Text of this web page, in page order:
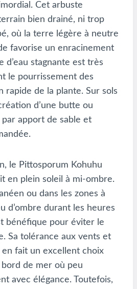
Cet arbuste
bien drainé, ni trop
où la terre légère à neutre
favorise un enracinement
d’eau stagnante est très
le pourrissement des
rapide de la plante. Sur sols
d’une butte ou
par apport de sable et
le Pittosporum Kohuhu
en plein soleil à mi-ombre.
ou dans les zones à
d’ombre durant les heures
bénéfique pour éviter le
Sa tolérance aux vents et
en fait un excellent choix
de mer où peu
avec élégance. Toutefois,